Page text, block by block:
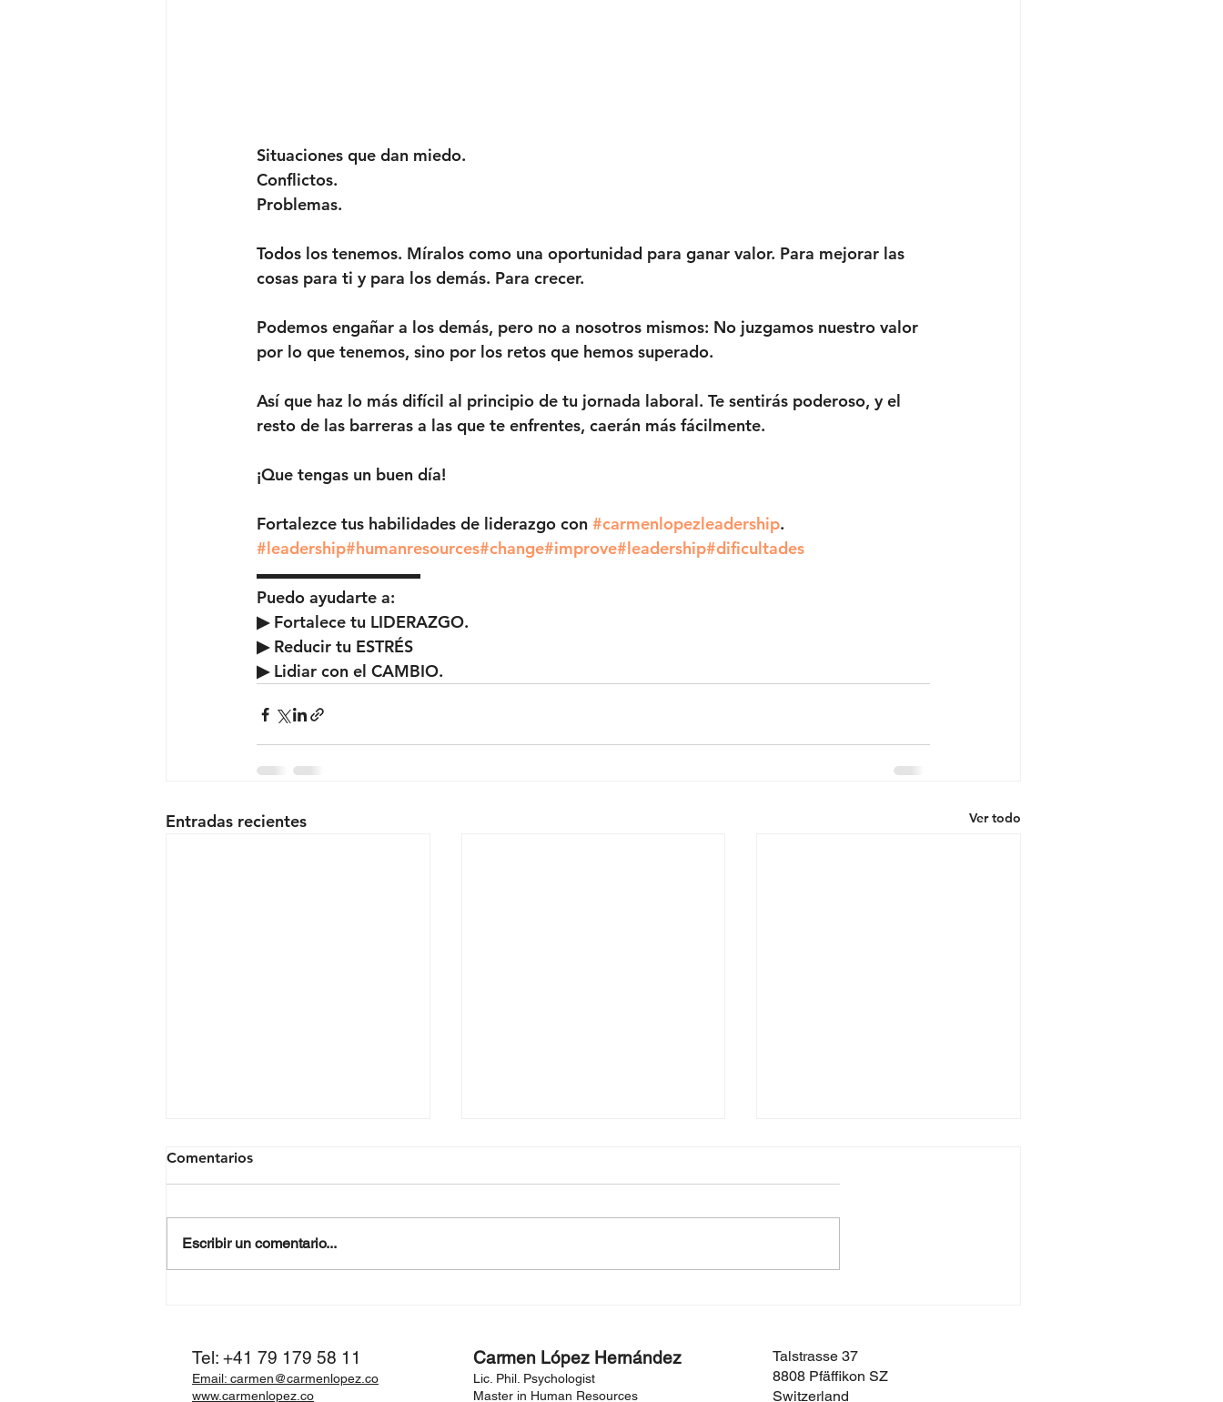
Situaciones que dan miedo.
Conflictos.
Problemas.
Todos los tenemos. Míralos como una oportunidad para ganar valor. Para mejorar las
cosas para ti y para los demás. Para crecer.
Podemos engañar a los demás, pero no a nosotros mismos: No juzgamos nuestro valor
por lo que tenemos, sino por los retos que hemos superado.
Así que haz lo más difícil al principio de tu jornada laboral. Te sentirás poderoso, y el
resto de las barreras a las que te enfrentes, caerán más fácilmente.
¡Que tengas un buen día!
Fortalezce tus habilidades de liderazgo con #carmenlopezleadership.
#leadership#humanresources#change#improve#leadership#dificultades
▬▬▬▬▬▬▬▬▬▬
Puedo ayudarte a:
▶ Fortalece tu LIDERAZGO.
▶ Reducir tu ESTRÉS
▶ Lidiar con el CAMBIO.
Entradas recientes Ver todo
Comentarios
Escribir un comentario...
Tel: +41 79 179 58 11
Email: carmen@carmenlopez.co
www.carmenlopez.co
Carmen López Hernández
Lic. Phil. Psychologist
Master in Human Resources
Talstrasse 37
8808 Pfäffikon SZ
Switzerland